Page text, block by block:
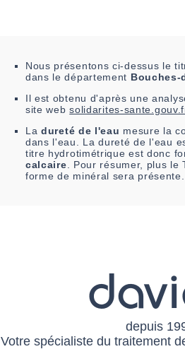
Nous présentons ci-dessus le
dans le département Bouches-
Il est obtenu d'après une
site websolidarites-
La dureté de l'eau mesure la
dans l'eau. La dureté de l'eau
titre hydrotimétrique est donc
calcaire. Pour résumer, plus le
forme de minéral sera présente.
depuis
Votre spécialiste du traitement